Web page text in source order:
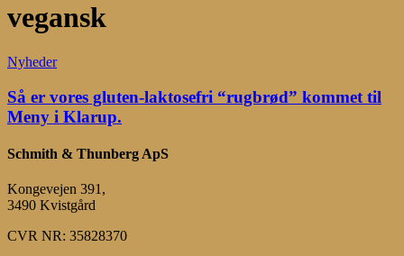
vegansk
Så
vores
gluten-
laktosefri
kommet
Meny
i
Nyheder
Så er vores gluten-laktosefri “rugbrød” kommet til
Meny i Klarup.
Schmith & Thunberg ApS
Kongevejen 391,
3490 Kvistgård
CVR NR: 35828370